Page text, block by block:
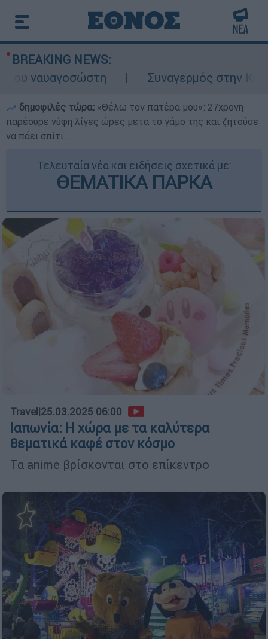
BREAKING NEWS:
Συναγερμός στην Κάρπαθο:
δημοφιλές τώρα: «Θέλω τον πατέρα μου»: 27χρονη
παρέσυρε νύφη λίγες ώρες μετά το γάμο της και ζητούσε
να πάει σπίτι...
Τελευταία νέα και ειδήσεις σχετικά με:
ΘΕΜΑΤΙΚΑ ΠΑΡΚΑ
Travel |25.03.2025 06:00
Ιαπωνία: Η χώρα με τα καλύτερα
θεματικά καφέ στον κόσμο
Τα anime βρίσκονται στο επίκεντρο